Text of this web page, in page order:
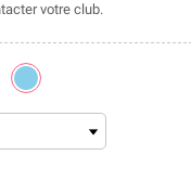
votre club.